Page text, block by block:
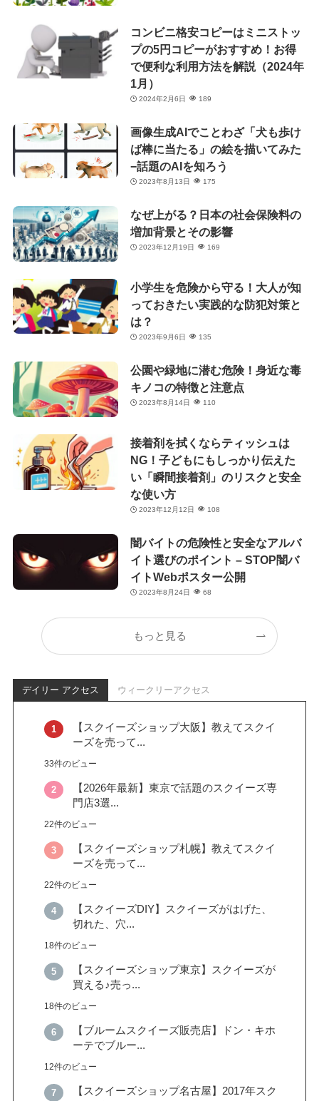
コンビニ格安コピーはミニストッ
プの5円コピーがおすすめ！お得
で便利な利用方法を解説（2024年
1月）
2024年2月6日 189
画像生成AIでことわざ「犬も歩け
ば棒に当たる」の絵を描いてみた
−話題のAIを知ろう
2023年8月13日 175
なぜ上がる？日本の社会保険料の
増加背景とその影響
2023年12月19日 169
小学生を危険から守る！大人が知
っておきたい実践的な防犯対策と
は？
2023年9月6日 135
公園や緑地に潜む危険！身近な毒
キノコの特徴と注意点
2023年8月14日 110
接着剤を拭くならティッシュは
NG！子どもにもしっかり伝えた
い「瞬間接着剤」のリスクと安全
な使い方
2023年12月12日 108
闇バイトの危険性と安全なアルバ
イト選びのポイント – STOP闇バ
イトWebポスター公開
2023年8月24日 68
もっと見る
デイリー アクセス ウィークリーアクセス
【スクイーズショップ大阪】教えてスクイ
ーズを売って...
33件のビュー
【2026年最新】東京で話題のスクイーズ専
門店3選...
22件のビュー
【スクイーズショップ札幌】教えてスクイ
ーズを売って...
22件のビュー
【スクイーズDIY】スクイーズがはげた、
切れた、穴...
18件のビュー
【スクイーズショップ東京】スクイーズが
買える♪売っ...
18件のビュー
【ブルームスクイーズ販売店】ドン・キホ
ーテでブルー...
12件のビュー
【スクイーズショップ名古屋】2017年スク